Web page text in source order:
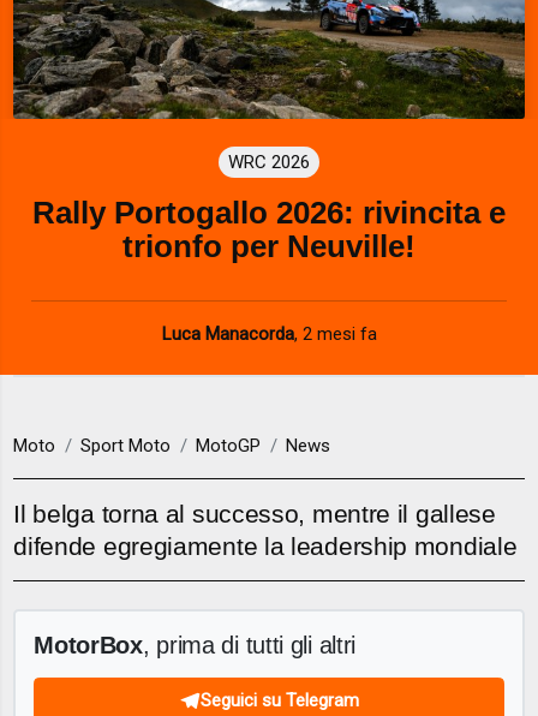
WRC 2026
Rally Portogallo 2026: rivincita e
trionfo per Neuville!
Luca Manacorda, 2 mesi fa
Moto Sport Moto MotoGP News
Il belga torna al successo, mentre il gallese
difende egregiamente la leadership mondiale
MotorBox, prima di tutti gli altri
Seguici su Telegram